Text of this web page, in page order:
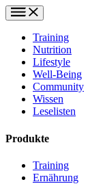
Training
Nutrition
Lifestyle
Well-Being
Community
Wissen
Leselisten
Produkte
Training
Ernährung